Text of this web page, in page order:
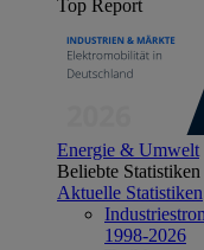
Top Report
Energie & Umwelt
Beliebte Statistiken
Aktuelle Statistiken
1998-2026